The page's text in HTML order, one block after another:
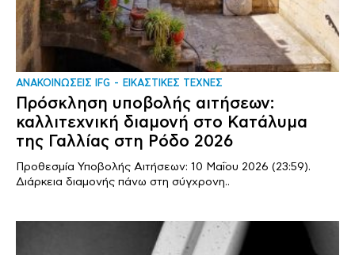
ΑΝΑΚΟΙΝΩΣΕΙΣ IFG ΕΙΚΑΣΤΙΚΕΣ ΤΕΧΝΕΣ
Πρόσκληση υποβολής αιτήσεων:
καλλιτεχνική διαμονή στο Κατάλυμα
της Γαλλίας στη Ρόδο 2026
Προθεσμία Υποβολής Αιτήσεων: 10 Μαΐου 2026 (23:59).
Διάρκεια διαμονής πάνω στη σύγχρονη..